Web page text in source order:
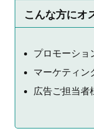
こんな方にオ
プロモーショ
マーケティン
広告ご担当者